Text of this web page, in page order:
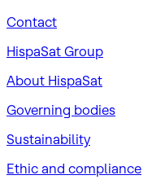
Contact
HispaSat Group
About HispaSat
Governing bodies
Sustainability
​Ethic and compliance